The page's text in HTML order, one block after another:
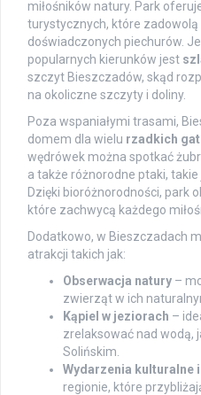
miłośników natury. Park
turystycznych, które
doświadczonych piechurów.
popularnych kierunków jest
szczyt Bieszczadów, skąd
na okoliczne szczyty i doliny.
Poza wspaniałymi trasami,
domem dla wielu rzadkich
wędrówek można spotkać
a także różnorodne ptaki, takie
Dzięki bioróżnorodności, park
które zachwycą każdego
Dodatkowo, w Bieszczadach
atrakcji takich jak:
Obserwacja natury –
zwierząt w ich
Kąpiel w jeziorach –
zrelaksować nad wodą,
Solińskim.
Wydarzenia kulturalne
regionie, które